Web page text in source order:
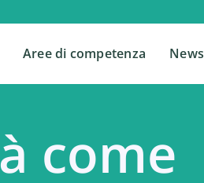
Aree di competenza News
Aree di competenza News
come